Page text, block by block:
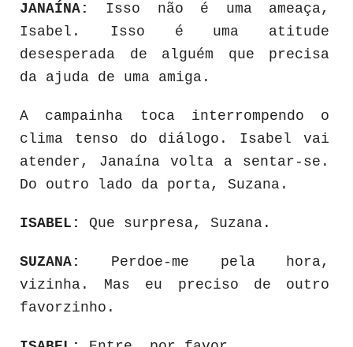
JANAÍNA: Isso não é uma ameaça,
Isabel. Isso é uma atitude
desesperada de alguém que precisa
da ajuda de uma amiga.
A campainha toca interrompendo o
clima tenso do diálogo. Isabel vai
atender, Janaína volta a sentar-se.
Do outro lado da porta, Suzana.
ISABEL: Que surpresa, Suzana.
SUZANA: Perdoe-me pela hora,
vizinha. Mas eu preciso de outro
favorzinho.